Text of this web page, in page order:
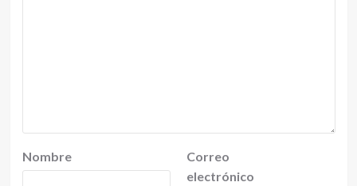
Nombre
Correo
electrónico